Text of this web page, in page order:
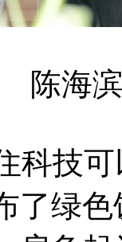
海滨
技可
了绿